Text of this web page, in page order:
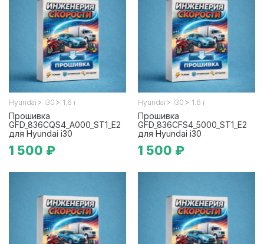
Hyundai > i30 > 1.6 i
Прошивка
GFD_836CQS4_A000_ST1_E2
для Hyundai i30
1 500 ₽
Hyundai > i30 > 1.6 i
Прошивка
GFD_836CFS4_5000_ST1_E2
для Hyundai i30
1 500 ₽